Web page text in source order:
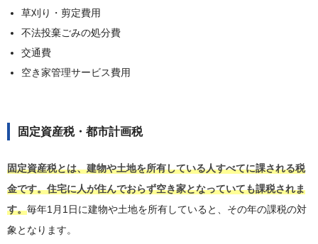
草刈り・剪定費用
不法投棄ごみの処分費
交通費
空き家管理サービス費用
固定資産税・都市計画税
固定資産税とは、建物や土地を所有している人すべてに課される税
金です。住宅に人が住んでおらず空き家となっていても課税されま
す。毎年1月1日に建物や土地を所有していると、その年の課税の対
象となります。